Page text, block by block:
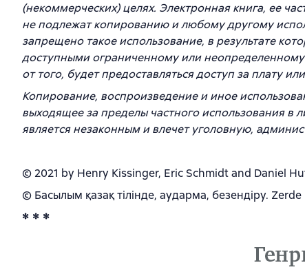
(некоммерческих) целях. Электронная книга, ее
не подлежат копированию и любому другому
запрещено такое использование, в результате
доступными ограниченному или неопределенному
от того, будет предоставляться доступ за плату
Копирование, воспроизведение и иное
выходящее за пределы частного использования в
является незаконным и влечет уголовную,
© 2021 by Henry Kissinger, Eric Schmidt and Daniel
© Басылым қазақ тілінде, аударма, безендіру.
* * *